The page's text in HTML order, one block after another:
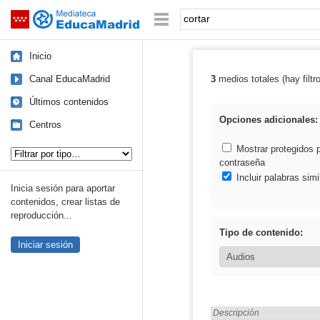
Saltar navegación Palabra o frase:
Inicio
Canal EducaMadrid
Últimos contenidos
Centros
Inicia sesión para aportar
contenidos, crear listas de
reproducción...
Iniciar sesión
Resultados de:
3medios totales (hay
Opciones adicionales:
Mostrar protegidos
contraseña
Incluir palabras
Tipo de contenido:
Encontrado «cortar» en:
Descripción